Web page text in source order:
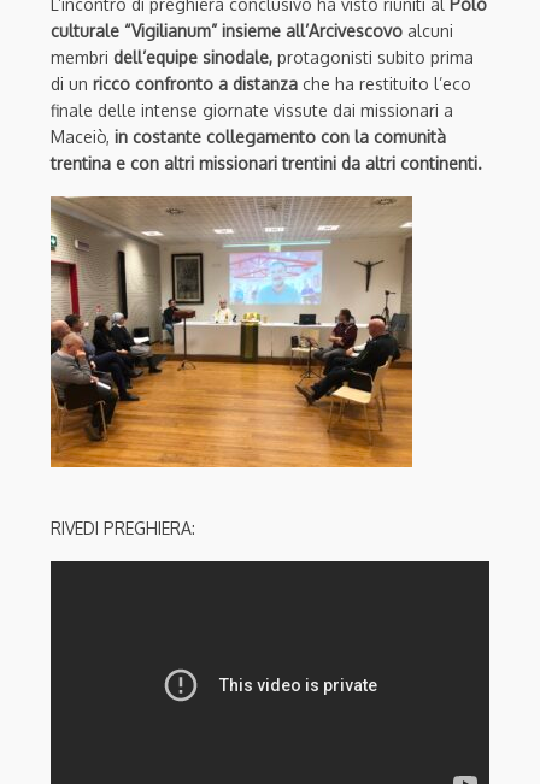
culturale “Vigilianum” insieme all’Arcivescovo alcuni
membri dell’equipe sinodale, protagonisti subito prima
di un ricco confronto a distanza che ha restituito l’eco
finale delle intense giornate vissute dai missionari a
Maceiò, in costante collegamento con la comunità
trentina e con altri missionari trentini da altri continenti.
RIVEDI PREGHIERA: